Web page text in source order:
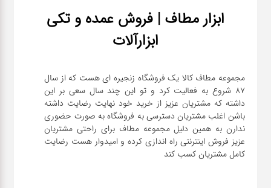
ابزار مطاف | فروش عمده و تکی
ابزارآلات
مجموعه مطاف کالا یک فروشگاه زنجیره ای هست که از سال
۸۷ شروع به فعالیت کرد و تو این چند سال سعی بر این
داشته که مشتریان عزیز از خرید خود نهایت رضایت داشته
باشن اغلب مشتریان دسترسی به فروشگاه به صورت حضوری
ندارن به همین دلیل مجموعه مطاف برای راحتی مشتریان
عزیز فروش اینترنتی راه اندازی کرده و امیدوار هست رضایت
کامل مشتریان کسب کند